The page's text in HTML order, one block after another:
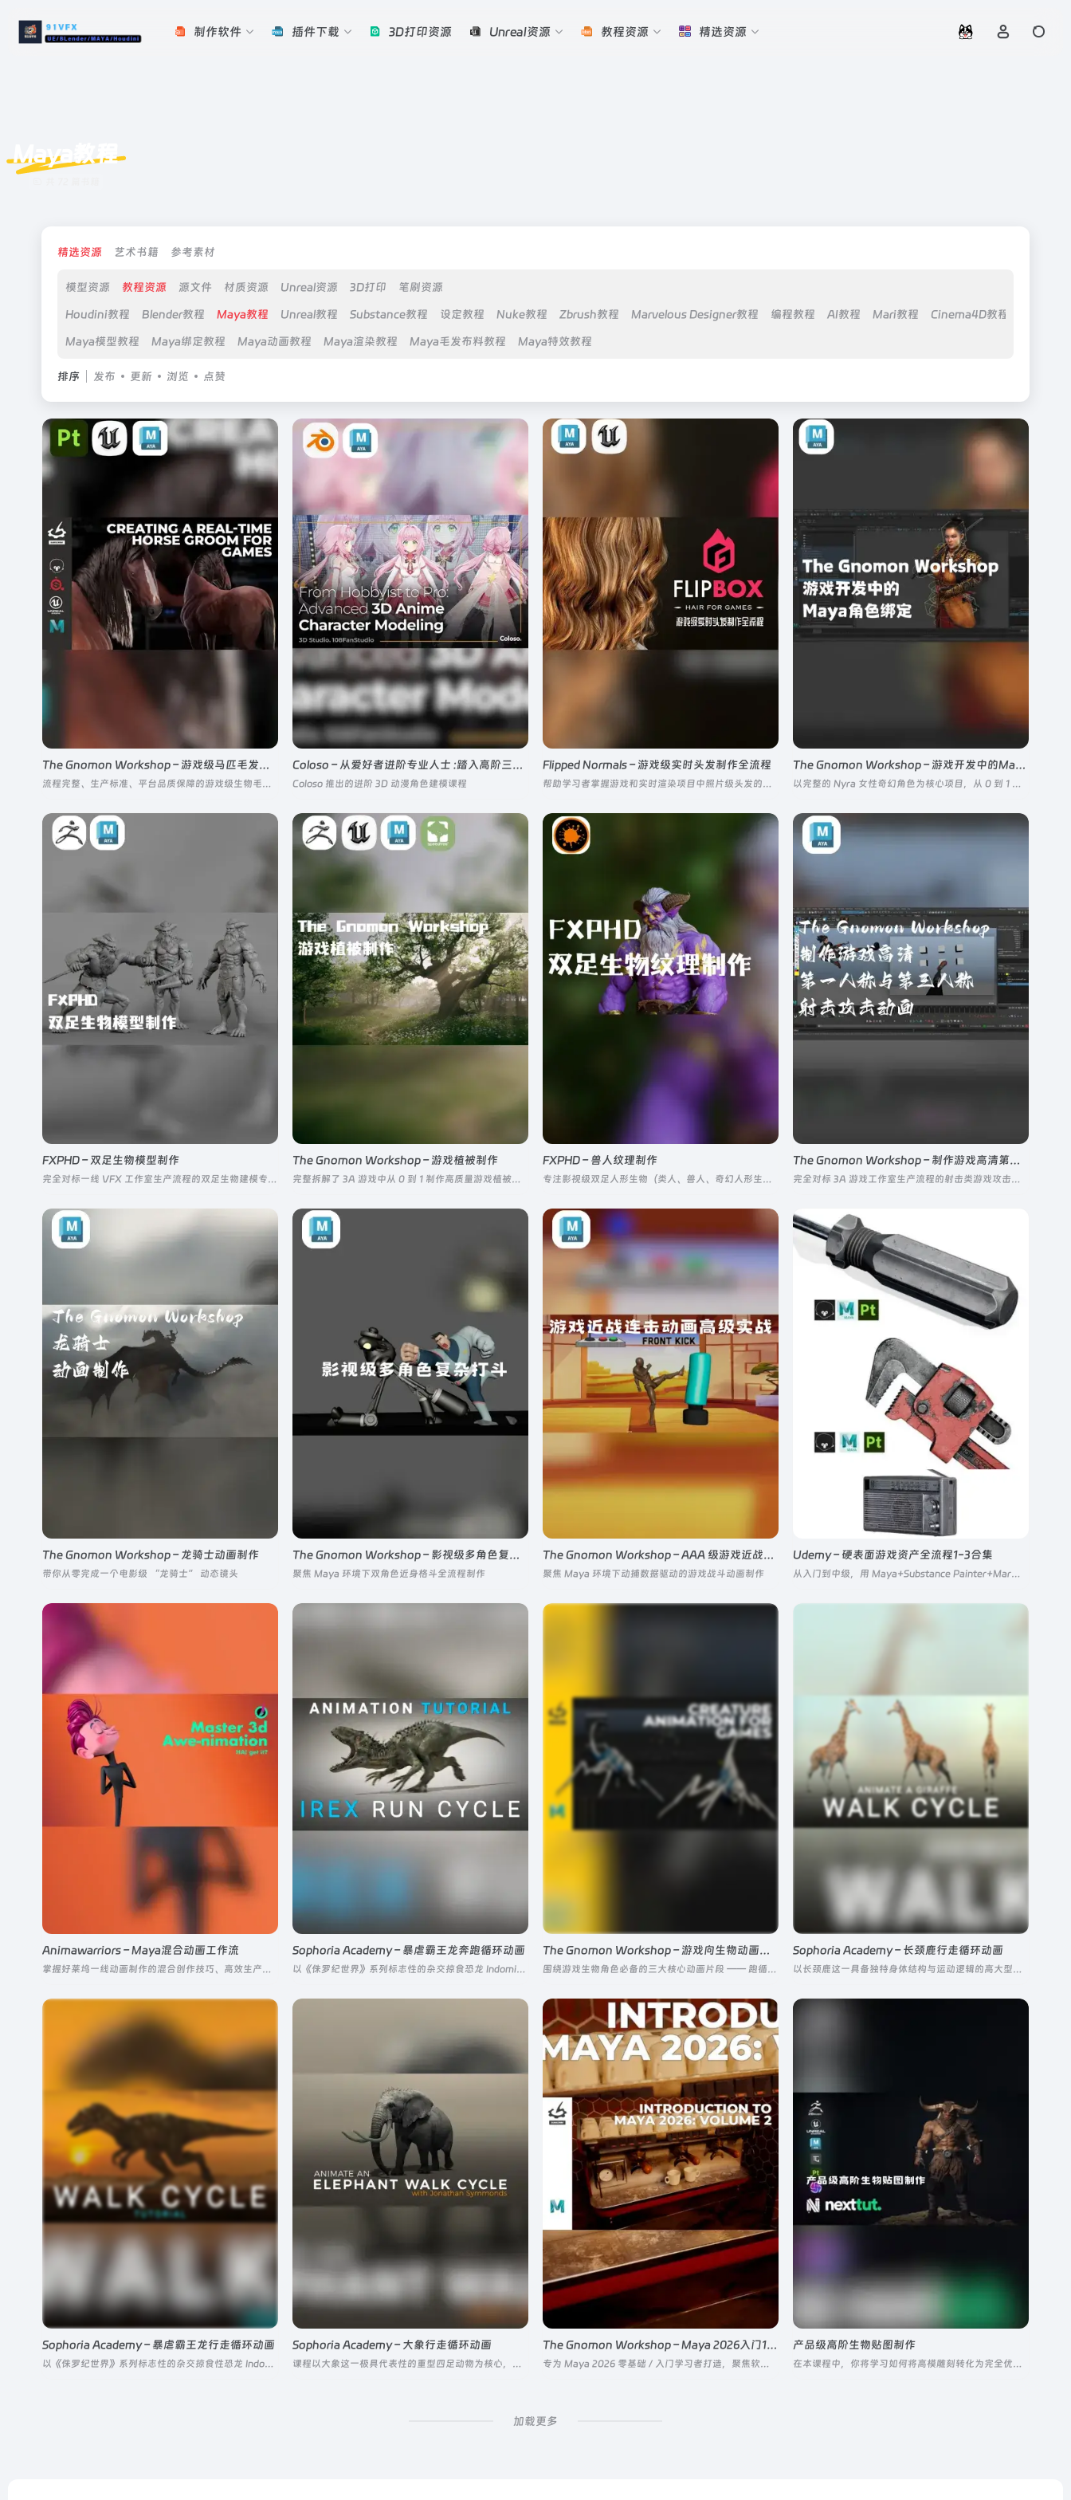
制作软件 插件下载 3D打印资源 Unreal资源 教程资源 精选资源
Maya教程
精选资源 艺术书籍 参考素材
模型资源 教程资源 源文件 材质资源 Unreal资源 3D打印 笔刷资源
Houdini教程 Blender教程 Maya教程 Unreal教程 Substance教程 设定教程 Nuke教程 Zbrush教程 Marvelous Designer教程 编程教程 AI教程 Mari教程 Cinema4D教程
Maya模型教程 Maya绑定教程 Maya动画教程 Maya渲染教程 Maya毛发布料教程 Maya特效教程
排序 发布 更新 浏览 点赞
The Gnomon Workshop – 游戏级马匹毛发制作
流程完整、生产标准、平台品质保障的游戏级生物毛发制作教程
Coloso – 从爱好者进阶专业人士 :踏入高阶三维动漫角色建模
Coloso 推出的进阶 3D 动漫角色建模课程
Flipped Normals – 游戏级实时头发制作全流程
帮助学习者掌握游戏和实时渲染项目中照片级头发的制作技术
The Gnomon Workshop – 游戏开发中的Maya角色绑定
以完整的 Nyra 女性奇幻角色为核心项目，从 0 到 1 完整拆解游戏角色绑定
FXPHD – 双足生物模型制作 The Gnomon Workshop – 游戏植被制作 FXPHD – 兽人纹理制作 The Gnomon Workshop – 制作游戏高清第一人称与第三人称射击攻击动画
The Gnomon Workshop – 龙骑士动画制作
带你从零完成一个电影级 “龙骑士” 动态镜头
The Gnomon Workshop – 影视级多角色复杂打斗动画高级实战
聚焦 Maya 环境下双角色近身格斗全流程制作
The Gnomon Workshop – AAA 级游戏近战连击动画高级实战课程
聚焦 Maya 环境下动捕数据驱动的游戏战斗动画制作
Udemy – 硬表面游戏资产全流程1-3合集
从入门到中级，用 Maya+Substance Painter+Marmoset Toolbag 完整流水线，循序渐进讲硬表面道具制作
Animawarriors – Maya混合动画工作流 Sophoria Academy – 暴虐霸王龙奔跑循环动画 The Gnomon Workshop – 游戏向生物动画制作 Sophoria Academy – 长颈鹿行走循环动画
Sophoria Academy – 暴虐霸王龙行走循环动画
以《侏罗纪世界》系列标志性的杂交掠食性恐龙 Indominus Rex（简称 Irex / 暴虐霸王龙）为核心载体，拆解大型两足掠食生物的行走循环动画制作全流程
Sophoria Academy – 大象行走循环动画
课程以大象这一极具代表性的重型四足动物为核心，从生物力学底层逻辑出发，拆解写实行走循环动画的全流程制作
The Gnomon Workshop – Maya 2026入门1-3合集
专为 Maya 2026 零基础 / 入门学习者打造，聚焦软件核心建模与动画工作流的实操教学
产品级高阶生物贴图制作
在本课程中，你将学习如何将高模雕刻转化为完全优化、适合游戏的角色。我们将涵盖重新拓扑、UV、烘焙和高级纹理绘制
加载更多